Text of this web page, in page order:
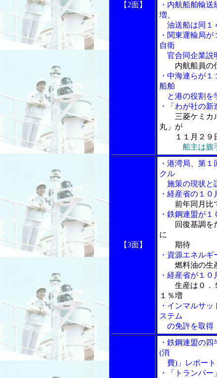
【2面】
・内航船舶輸
増、
油送船は同１
・関東運輸局
自衛
官合同企業説
内航船員の
・中海連らが
船舶
と港の役割を
・「わが社の新
三菱ケミカ
丸」が
１１月２９
船主は旗
【3面】
・港湾局、第
クル
施策の現状と
・経産省の１
前年同月比
・鉄鋼連盟が
回復基調を
に
期待
・資源エネル
燃料油の生
・経産省が１
生産は０．
１％増
・インマルサ
ステム
の免許を取得
・鉄鋼連盟の
(消
費)」レポート
・「トランパ